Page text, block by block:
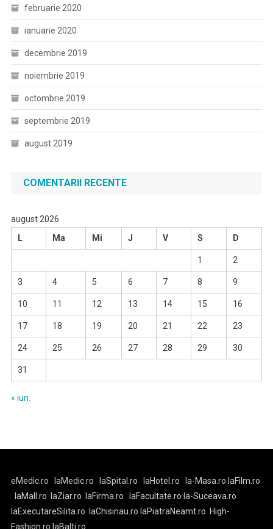
februarie 2020
ianuarie 2020
decembrie 2019
noiembrie 2019
octombrie 2019
septembrie 2019
august 2019
COMENTARII RECENTE
august 2026
L
Ma Mi J V S D
1 2
3 4 5 6 7 8 9
10 11 12 13 14 15 16
17 18 19 20 21 22 23
24 25 26 27 28 29 30
31
« iun.
eMedic.ro laMedic.ro laSpital.ro laHotel.ro la-Masa.ro laFilm.ro
laMall.ro
laZiar.ro laFirma.ro laFacultate.ro la-Suceava.ro
laExecutareSilita.ro
laChisinau.ro laPiatraNeamt.ro High-
Fashion.ro laBalti.ro